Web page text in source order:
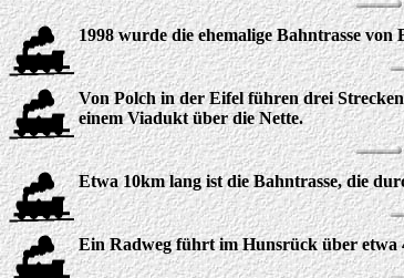
1998 wurde die ehemalige Bahntrasse
Von Polch in der Eifel führen drei
einem Viadukt über die Nette.
Etwa 10km lang ist die Bahntrasse, die
Ein Radweg führt im Hunsrück über etwa